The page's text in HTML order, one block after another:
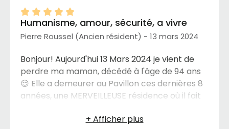
Humanisme, amour, sécurité, a vivre
Pierre Roussel (Ancien résident) - 13 mars 2024
Bonjour! Aujourd'hui 13 Mars 2024 je vient de
perdre ma maman, décédé à l'âge de 94 ans
😌 Elle a demeurer au Pavillon ces dernières 8
années, une MERVEILLEUSE résidence où il fait
dirigeants sont plus que humain. Une vrai